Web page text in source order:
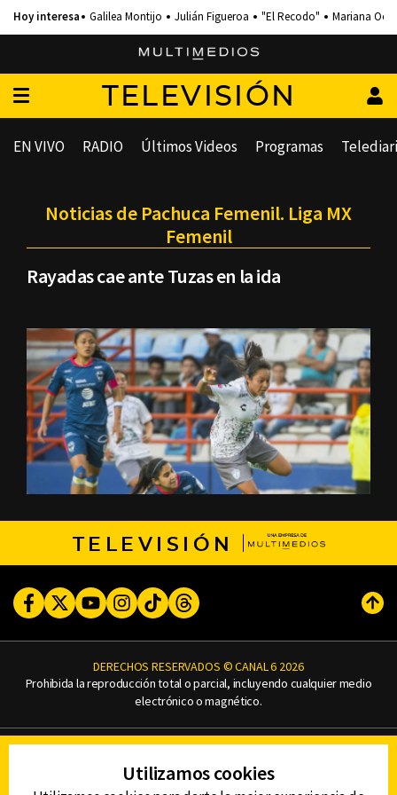
Galilea Montijo Julián Figueroa "El Recodo" Mariana
TELEVISIÓN
EN VIVO RADIO Últimos Videos Programas
Noticias de Pachuca Femenil. Liga MX
Femenil
Rayadas cae ante Tuzas en la ida
TELEVISIÓN
FacebookTwitterYoutubeInstagram
TikTokThreads
DERECHOS RESERVADOS © CANAL 6 2026
Prohibida la reproducción total o parcial, incluyendo cualquier medio
electrónico o magnético.
AVISO DE PRIVACIDAD
Utilizamos cookies